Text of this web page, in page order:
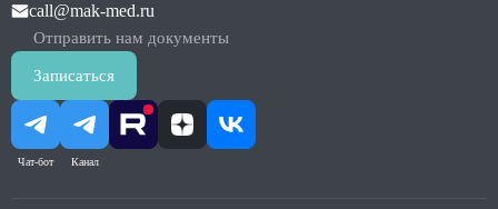
Отправить нам документы
call@mak-med.ru
Чат-бот Канал
Записаться